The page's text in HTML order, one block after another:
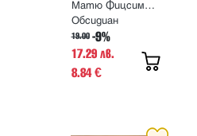
Матю Фицсимънс
Обсидиан
19.00 -9%
17.29 лв.
8.84€